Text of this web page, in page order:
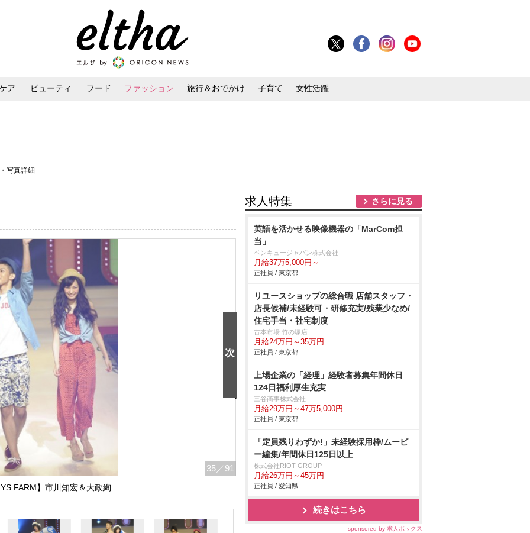
ア ビューティ フード ファッション 旅行＆おでかけ 子育て 女性活躍
写真詳細
35 ／91
FARM】市川知宏＆大政絢
求人特集 さらに見る
英語を活かせる映像機器の「MarCom担
当」
ベンキュージャパン株式会社
月給37万5,000円～
正社員 / 東京都
リユースショップの総合職 店舗スタッフ・
店長候補/未経験可・研修充実/残業少なめ/
住宅手当・社宅制度
古本市場 竹の塚店
月給24万円～35万円
正社員 / 東京都
上場企業の「経理」経験者募集年間休日
124日福利厚生充実
三谷商事株式会社
月給29万円～47万5,000円
正社員 / 東京都
「定員残りわずか!」未経験採用枠/ムービ
ー編集/年間休日125日以上
株式会社RIOT GROUP
月給26万円～45万円
正社員 / 愛知県
続きはこちら
sponsored by 求人ボックス